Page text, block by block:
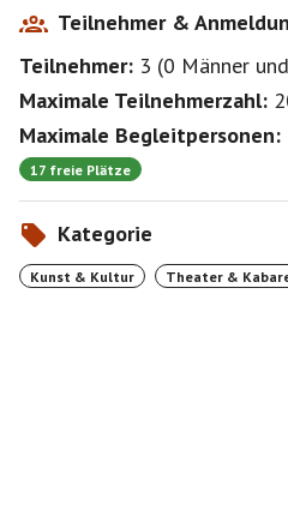
Teilnehmer &
Teilnehmer: 3 (0 Männer und
Maximale Teilnehmerzahl:
Maximale Begleitpersonen:
17 freie Plätze
Kategorie
Kunst & Kultur Theater &